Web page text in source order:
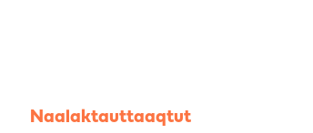
Naalaktauttaaqtut